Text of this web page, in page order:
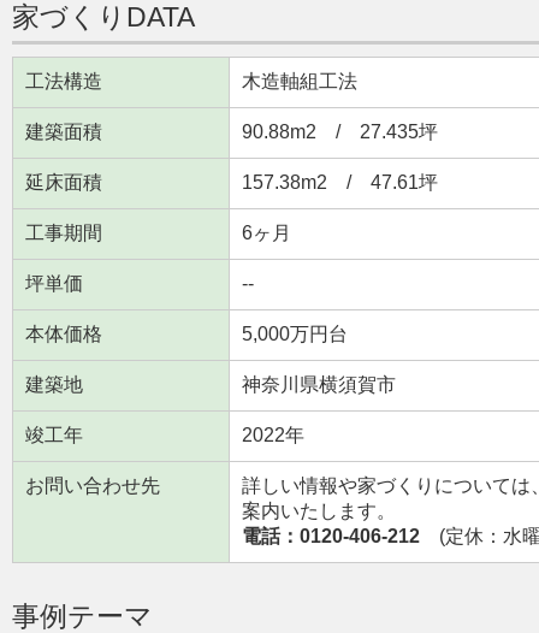
家づくりDATA
工法構造 木造軸組工法
建築面積 90.88m2 / 27.435坪
延床面積 157.38m2 / 47.61坪
工事期間 6ヶ月
坪単価 --
本体価格 5,000万円台
建築地 神奈川県横須賀市
竣工年 2022年
お問い合わせ先
詳しい情報や家づくりについて
案内いたします。
電話：0120-406-212 (定休：水
事例テーマ